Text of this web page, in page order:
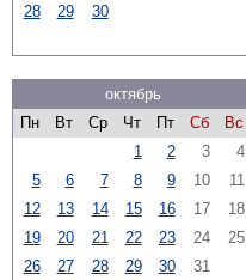
28
29 30
октябрь
Пн
Вт Ср Чт Пт Сб
Вс
1
2 3
4
5
6 7 8 9 10
11
12
13 14 15 16 17
18
19
20 21 22 23 24
25
26
27 28 29 30 31